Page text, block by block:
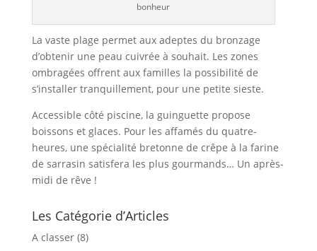
bonheur
La vaste plage permet aux adeptes du bronzage
d’obtenir une peau cuivrée à souhait. Les zones
ombragées offrent aux familles la possibilité de
s’installer tranquillement, pour une petite sieste.
Accessible côté piscine, la guinguette propose
boissons et glaces. Pour les affamés du quatre-
heures, une spécialité bretonne de crêpe à la farine
de sarrasin satisfera les plus gourmands… Un après-
midi de rêve !
Les Catégorie d’Articles
A classer(8)